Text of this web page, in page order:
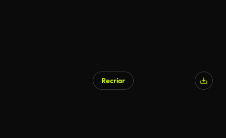
Recriar